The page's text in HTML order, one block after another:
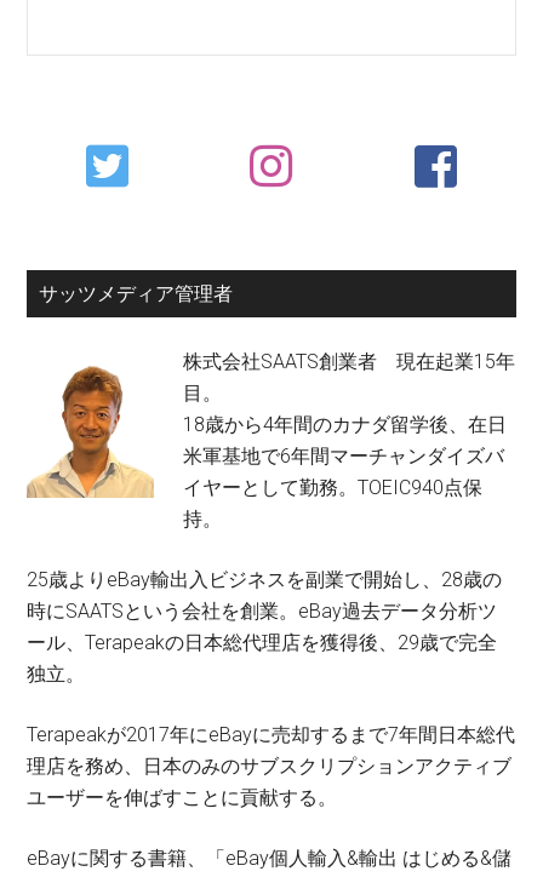
Primary
Sidebar
サッツメディア管理者
株式会社SAATS創業者 現在起業15年
目。
18歳から4年間のカナダ留学後、在日
米軍基地で6年間マーチャンダイズバ
イヤーとして勤務。TOEIC940点保
持。
25歳よりeBay輸出入ビジネスを副業で開始し、28歳の
時にSAATSという会社を創業。eBay過去データ分析ツ
ール、Terapeakの日本総代理店を獲得後、29歳で完全
独立。
Terapeakが2017年にeBayに売却するまで7年間日本総代
理店を務め、日本のみのサブスクリプションアクティブ
ユーザーを伸ばすことに貢献する。
eBayに関する書籍、「eBay個人輸入&輸出 はじめる&儲